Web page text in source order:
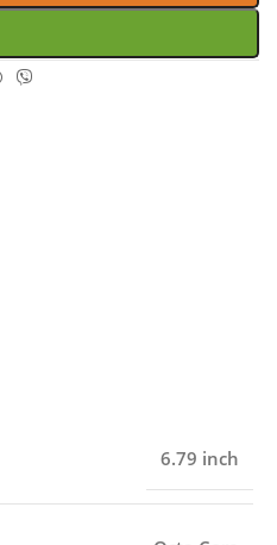
6.79 inch